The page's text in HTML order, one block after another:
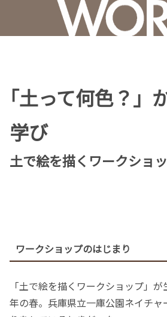
｢土って何色？」
学び
土で絵を描くワークショ
ワークショップのはじまり
「土で絵を描くワークショップ」
年の春。兵庫県立一庫公園ネイチャ